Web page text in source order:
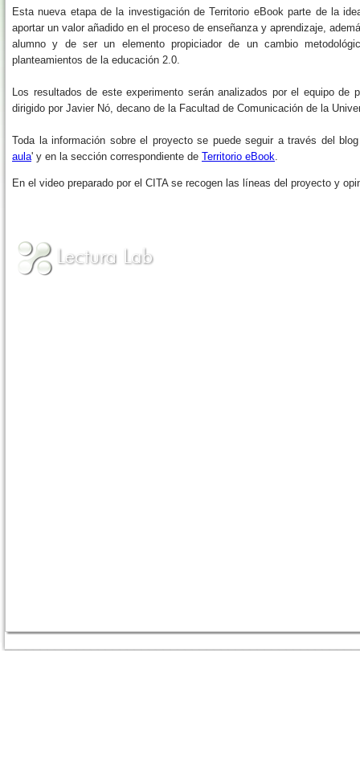
Esta nueva etapa de la investigación de Territorio eBook parte de la
aportar un valor añadido en el proceso de enseñanza y aprendizaje,
alumno y de ser un elemento propiciador de un cambio
planteamientos de la educación 2.0.
Los resultados de este experimento serán analizados por el equipo de
dirigido por Javier Nó, decano de la Facultad de Comunicación de la
Toda la información sobre el proyecto se puede seguir a través del
aula' y en la sección correspondiente de Territorio eBook.
En el video preparado por el CITA se recogen las líneas del proyecto y